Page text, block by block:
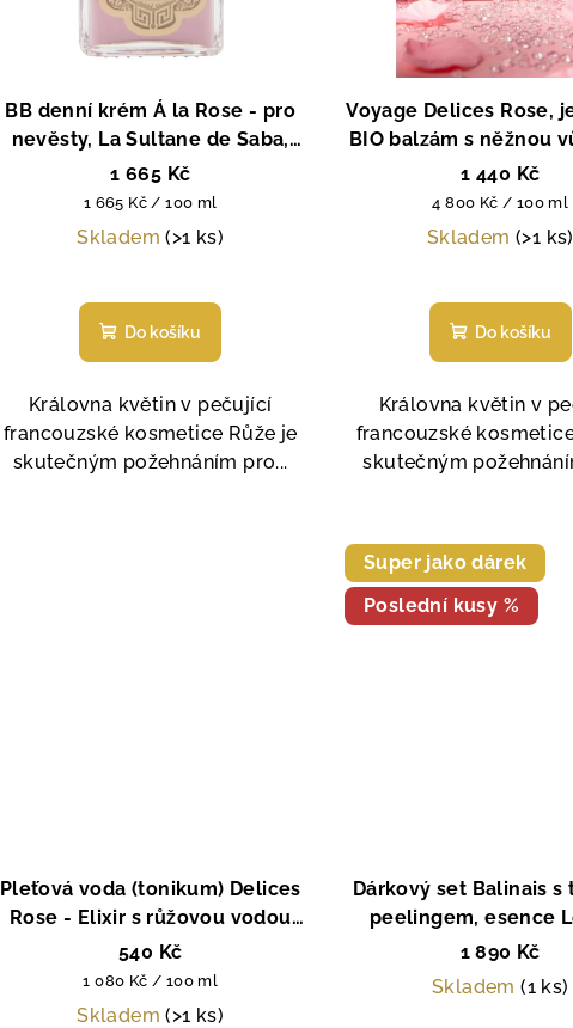
BB denní krém Á la Rose - pro
nevěsty, La Sultane de Saba,
Paris, 100 ml
1 665 Kč
Měrná
cena:
1 665 Kč / 100 ml
Skladem(>1 ks)
hodnocení
produktu
je
5,0
z
5
Do košíku
Královna květin v pečující
francouzské kosmetice Růže je
skutečným požehnáním pro...
Voyage Delices Rose,
BIO balzám s něžnou
La Sultane de Saba,
ml
1 440 Kč
Měrná
cena:
4 800 Kč / 100 ml
Skladem (>1 ks)
je
5,0
z
5
Do košíku
Královna květin v
francouzské
skutečným
Pleťová voda (tonikum) Delices
Rose - Elixir s růžovou vodou
pro nevěsty, La Sultane de
Saba, Paris, 50 ml
540 Kč
Měrná
cena:
1 080 Kč / 100 ml
Skladem(>1 ks)
Super jako dárek
Poslední kusy %
Dárkový set Balinais s
peelingem, esence
Frangipani
Sultane de Saba,
1 890 Kč
Skladem(1 ks)